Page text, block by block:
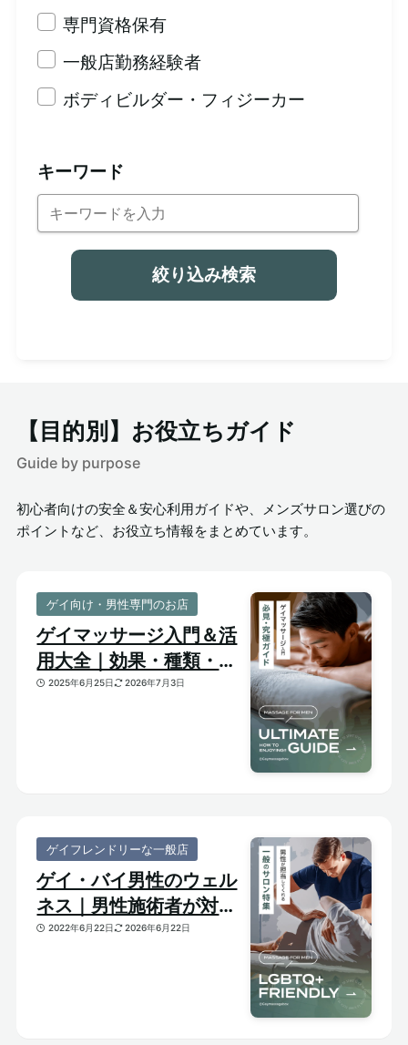
専門資格保有
一般店勤務経験者
ボディビルダー・フィジーカー
キーワード
絞り込み検索
【目的別】お役立ちガイド
Guide by purpose
初心者向けの安全＆安心利用ガイドや、メンズサロン選びの
ポイントなど、お役立ち情報をまとめています。
ゲイ向け・男性専門のお店
ゲイマッサージ入門＆活
用大全｜効果・種類・選
び方がわかる体験ガイド
2025年6月25日 2026年7月3日
ゲイフレンドリーな一般店
ゲイ・バイ男性のウェル
ネス｜男性施術者が対応
してくれるゲイフレンド
2022年6月22日 2026年6月22日